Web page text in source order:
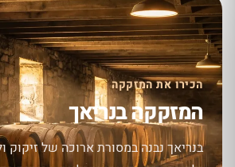
הכירו את המזקקה
המזקקה בנריאך
בנריאך נבנה במסורת ארוכה של זיקוק